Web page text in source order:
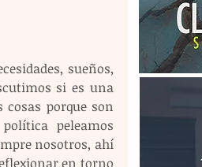
sueños,
si es una
porque son
peleamos
nosotros, ahí
en torno